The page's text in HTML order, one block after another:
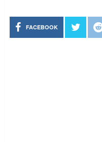
FACEBOOK